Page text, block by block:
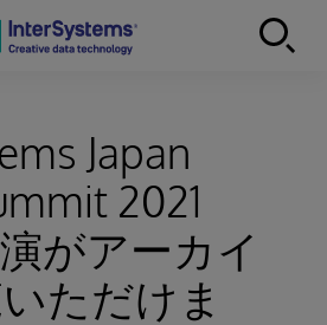
Japan
2021
がアーカイ
ただけま